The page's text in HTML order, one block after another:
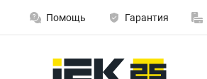
Помощь Гарантия